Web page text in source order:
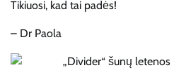
Tikiuosi, kad tai padės!
– Dr Paola